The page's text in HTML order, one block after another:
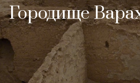
Городище